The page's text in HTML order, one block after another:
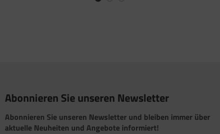
Abonnieren Sie unseren Newsletter
Abonnieren Sie unseren Newsletter und bleiben immer über
aktuelle Neuheiten und Angebote informiert!